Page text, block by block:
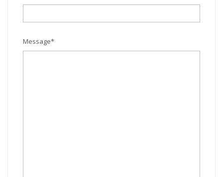
Message*